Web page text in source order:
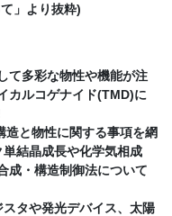
」より抜粋)
て多彩な物性や機能が注
カルコゲナイド(TMD)に
と物性に関する事項を網
結晶成長や化学気相成
成・構造制御法について
タや発光デバイス、太陽